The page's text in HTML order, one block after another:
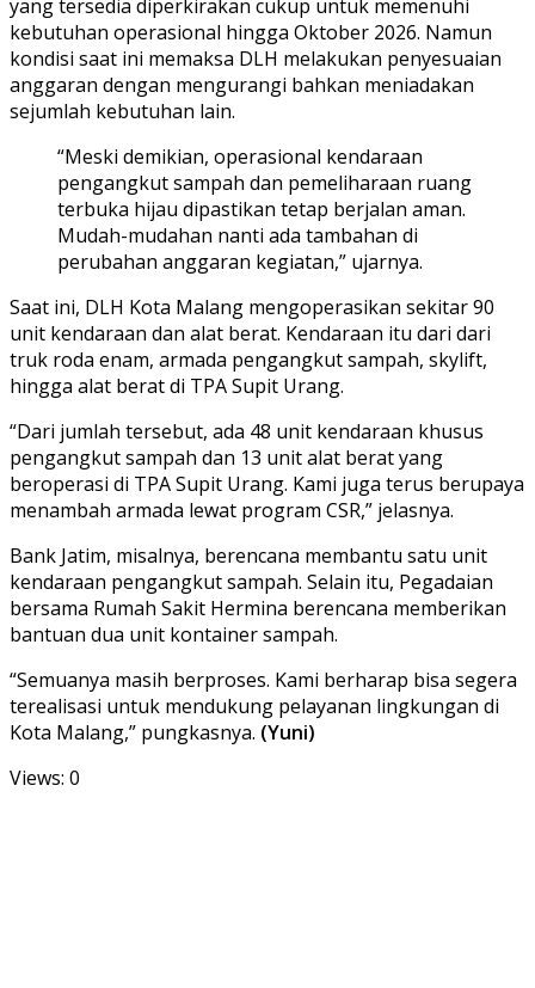
yang tersedia diperkirakan cukup untuk memenuhi
kebutuhan operasional hingga Oktober 2026. Namun
kondisi saat ini memaksa DLH melakukan penyesuaian
anggaran dengan mengurangi bahkan meniadakan
sejumlah kebutuhan lain.
“Meski demikian, operasional kendaraan
pengangkut sampah dan pemeliharaan ruang
terbuka hijau dipastikan tetap berjalan aman.
Mudah-mudahan nanti ada tambahan di
perubahan anggaran kegiatan,” ujarnya.
Saat ini, DLH Kota Malang mengoperasikan sekitar 90
unit kendaraan dan alat berat. Kendaraan itu dari dari
truk roda enam, armada pengangkut sampah, skylift,
hingga alat berat di TPA Supit Urang.
“Dari jumlah tersebut, ada 48 unit kendaraan khusus
pengangkut sampah dan 13 unit alat berat yang
beroperasi di TPA Supit Urang. Kami juga terus berupaya
menambah armada lewat program CSR,” jelasnya.
Bank Jatim, misalnya, berencana membantu satu unit
kendaraan pengangkut sampah. Selain itu, Pegadaian
bersama Rumah Sakit Hermina berencana memberikan
bantuan dua unit kontainer sampah.
“Semuanya masih berproses. Kami berharap bisa segera
terealisasi untuk mendukung pelayanan lingkungan di
Kota Malang,” pungkasnya. (Yuni)
Views: 0